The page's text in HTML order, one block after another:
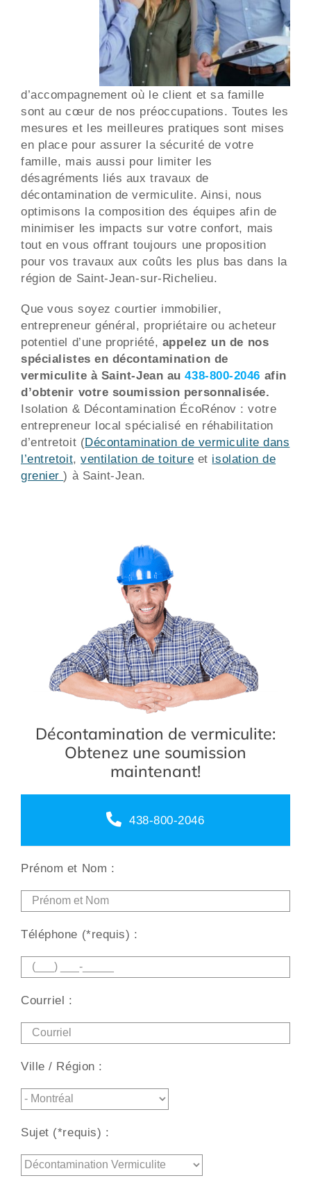
d’accompagnement où le client et sa famille
sont au cœur de nos préoccupations. Toutes les
mesures et les meilleures pratiques sont mises
en place pour assurer la sécurité de votre
famille, mais aussi pour limiter les
désagréments liés aux travaux de
décontamination de vermiculite. Ainsi, nous
optimisons la composition des équipes afin de
minimiser les impacts sur votre confort, mais
tout en vous offrant toujours une proposition
pour vos travaux aux coûts les plus bas dans la
région de Saint-Jean-sur-Richelieu.
Que vous soyez courtier immobilier,
entrepreneur général, propriétaire ou acheteur
potentiel d’une propriété, appelez un de nos
spécialistes en décontamination de
vermiculite à Saint-Jean au438-800-2046 afin
d’obtenir votre soumission personnalisée.
Isolation & Décontamination ÉcoRénov : votre
entrepreneur local spécialisé en réhabilitation
d’entretoit (Décontamination de vermiculite dans
l’entretoit,ventilation de toiture et isolation de
grenier) à Saint-Jean.
Décontamination de vermiculite:
Obtenez une soumission
maintenant!
438-800-2046
Prénom et Nom :
Téléphone (*requis) :
Courriel :
Ville / Région :
Sujet (*requis) :